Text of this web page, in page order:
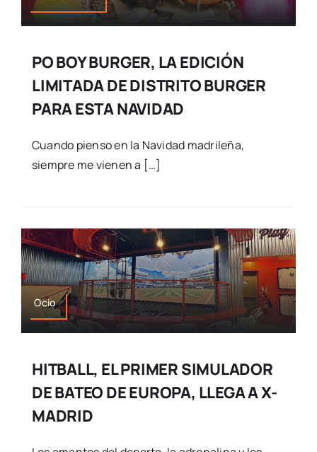
PO BOY BURGER, LA EDICIÓN
LIMITADA DE DISTRITO BURGER
PARA ESTA NAVIDAD
Cuando pienso en la Navidad madrileña,
siempre me vienen a […]
Ocio
HITBALL, EL PRIMER SIMULADOR
DE BATEO DE EUROPA, LLEGA A X-
MADRID